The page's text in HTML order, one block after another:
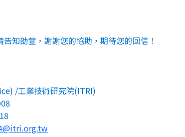
知劭萱，謝謝您的協助，期待您的回信！
/工業技術研究院(ITRI)